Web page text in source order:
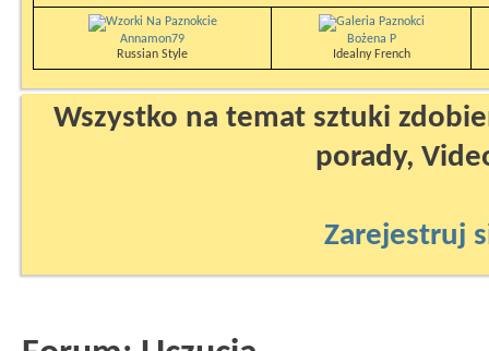
Annamon79
Russian Style
Bożena P
Idealny French
Wszystko na temat sztuki
porady,
Zarejestruj